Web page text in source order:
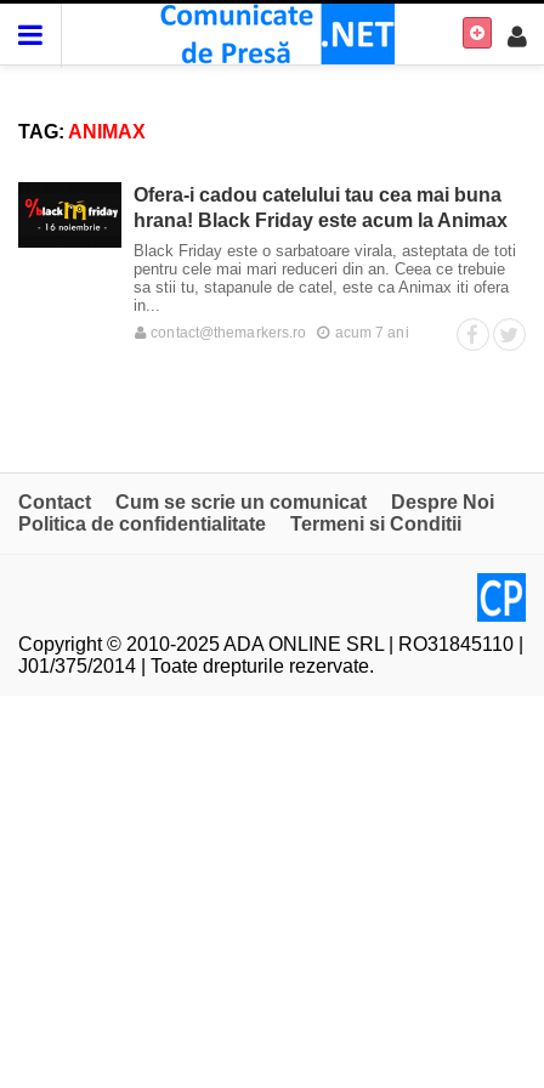
TAG: ANIMAX
Ofera-i cadou catelului tau cea mai buna
hrana! Black Friday este acum la Animax
Black Friday este o sarbatoare virala, asteptata de toti
pentru cele mai mari reduceri din an. Ceea ce trebuie
sa stii tu, stapanule de catel, este ca Animax iti ofera
in...
contact@themarkers.ro acum 7 ani
Contact Cum se scrie un comunicat
Despre Noi
Politica de confidentialitate
Termeni si Conditii
Copyright © 2010-2025 ADA ONLINE SRL | RO31845110 |
J01/375/2014 | Toate drepturile rezervate.